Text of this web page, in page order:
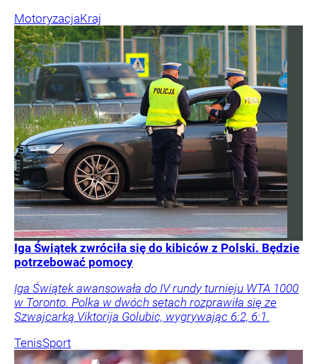
MotoryzacjaKraj
Iga Świątek zwróciła się do kibiców z Polski. Będzie
potrzebować pomocy
Iga Świątek awansowała do IV rundy turnieju WTA 1000
w Toronto. Polka w dwóch setach rozprawiła się ze
Szwajcarką Viktorija Golubic, wygrywając 6:2, 6:1.
TenisSport